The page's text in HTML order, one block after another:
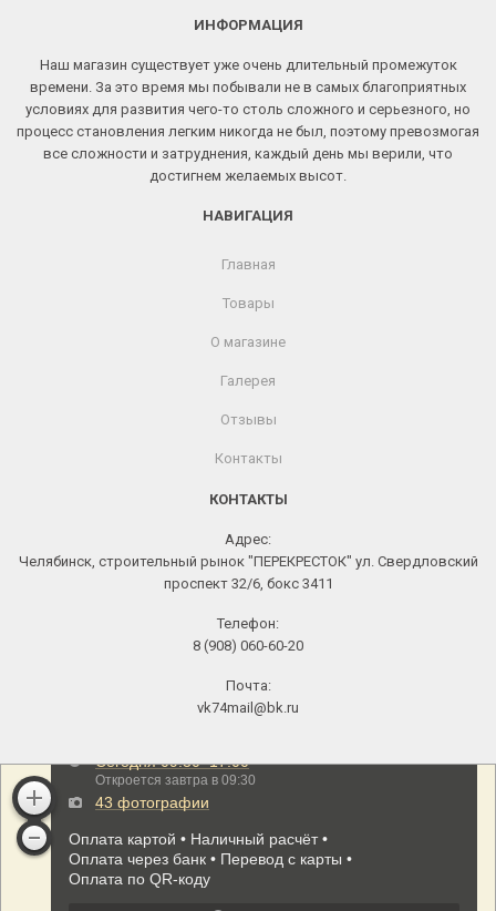
ИНФОРМАЦИЯ
Наш магазин существует уже очень длительный промежуток
времени. За это время мы побывали не в самых благоприятных
условиях для развития чего-то столь сложного и серьезного, но
процесс становления легким никогда не был, поэтому превозмогая
все сложности и затруднения, каждый день мы верили, что
достигнем желаемых высот.
НАВИГАЦИЯ
Главная
Товары
О магазине
Галерея
Отзывы
Контакты
КОНТАКТЫ
Адрес:
Челябинск, строительный рынок "ПЕРЕКРЕСТОК" ул. Свердловский
проспект 32/6, бокс 3411
Телефон:
8 (908) 060-60-20
Почта:
vk74mail@bk.ru